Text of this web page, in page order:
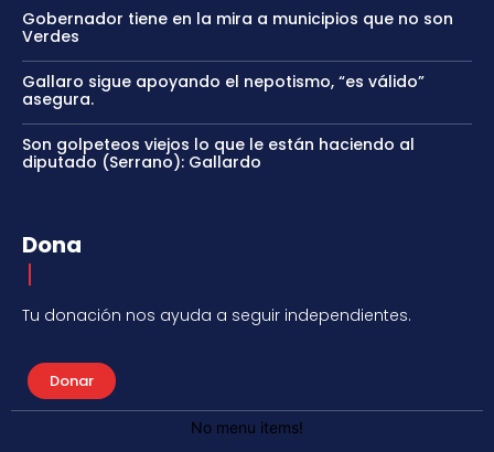
Gobernador tiene en la mira a municipios que no son
Verdes
Gallaro sigue apoyando el nepotismo, “es válido”
asegura.
Son golpeteos viejos lo que le están haciendo al
diputado (Serrano): Gallardo
Dona
Tu donación nos ayuda a seguir independientes.
Donar
No menu items!